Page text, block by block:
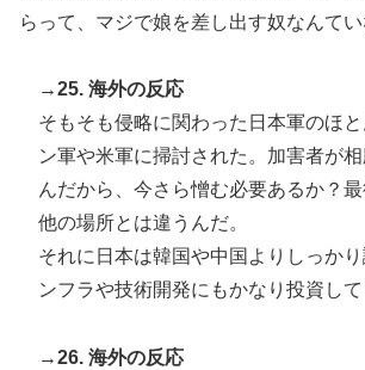
らって、マジで娘を差し出す奴なんてい
→25. 海外の反応
そもそも侵略に関わった日本軍のほ
ン軍や米軍に掃討された。加害者が
んだから、今さら憎む必要あるか？
他の場所とは違うんだ。
それに日本は韓国や中国よりしっか
ンフラや技術開発にもかなり投資して
→26. 海外の反応